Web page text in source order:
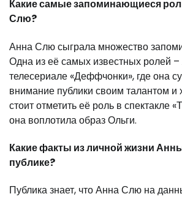
Какие самые запоминающиеся
Слю?
Анна Слю сыграла множество
Одна из её самых известных ролей
телесериале «Деффчонки», где она
внимание публики своим талантом и
стоит отметить её роль в спектакле
она воплотила образ Ольги.
Какие факты из личной жизни
публике?
Публика знает, что Анна Слю на